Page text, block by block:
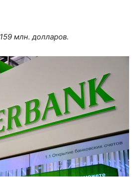
млн. долларов.